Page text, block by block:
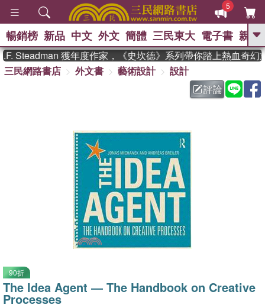
5
GO
熱搜： 東野圭吾 、
父親節 、 花開錦
方念華 、 台灣的
群喵 、 臺灣漫遊錄
暢銷榜 新品 中文 外文 簡體 三民東大 電子書 親子
Steadman 獲年度作家，《史坎德》系列帶你踏上熱血奇幻旅
三民網路書店
外文書 藝術設計
設計
評論
90折
The Idea Agent ― The Handbook on Creative
Processes